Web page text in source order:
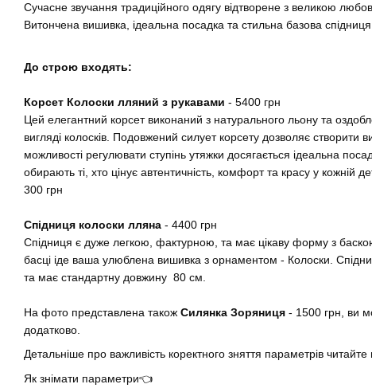
Сучасне звучання традиційного одягу відтворене з великою
Витончена вишивка, ідеальна посадка та стильна базова
До строю входять:
Корсет Колоски лляний з рукавами - 5400 грн
Цей елегантний корсет виконаний з натурального льону та
вигляді колосків. Подовжений силует корсету дозволяє створити
можливості регулювати ступінь утяжки досягається ідеальна
обирають ті, хто цінує автентичність, комфорт та красу у кожній
300 грн
Спідниця колоски лляна - 4400 грн
Спідниця є дуже легкою, фактурною, та має цікаву форму з
басці іде ваша улюблена вишивка з орнаментом - Колоски.
та має стандартну довжину 80 см.
На фото представлена також Силянка Зоряниця - 1500 грн, ви
додатково.
Детальніше про важливість коректного зняття параметрів
Як знімати параметри👈